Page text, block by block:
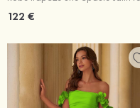
122 €